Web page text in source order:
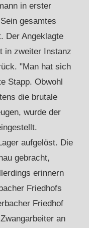
in erster
gesamtes
Der Angeklagte
in zweiter Instanz
"Man hat sich
Stapp. Obwohl
die brutale
wurde der
aufgelöst. Die
gebracht,
erinnern
Friedhofs
Friedhof
an